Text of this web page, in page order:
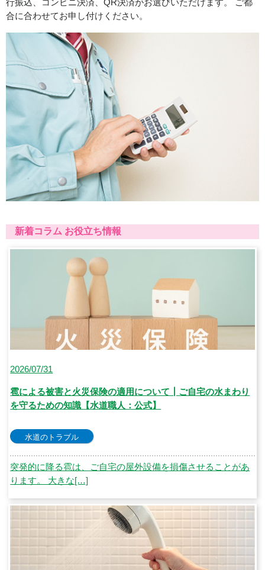
行振込、コンビニ決済、QR決済がお選びいただけます。 ご都
合に合わせてお申し付けください。
新着コラム お役立ち情報
2026/07/31
雹による被害と火災保険の適用について┃ご自宅の水まわり
を守るための知識【水道職人：公式】
水道のトラブル
突発的に降る雹は、ご自宅の屋外設備を損傷させることがあ
ります。 大きな[…]